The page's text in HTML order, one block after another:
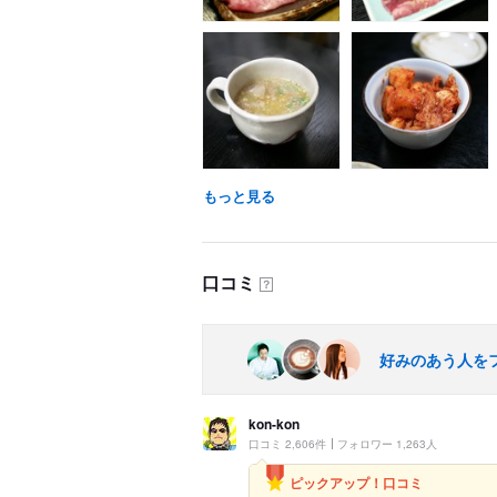
もっと見る
口コミ ？
好みのあう人を
kon-kon
口コミ 2,606件 フォロワー 1,263人
ピックアップ！口コミ